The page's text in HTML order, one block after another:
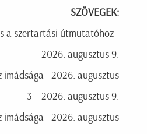
SZÖVEGEK:
a szertartási útmutatóhoz -
2026. augusztus 9.
imádsága - 2026. augusztus
3 – 2026. augusztus 9.
imádsága - 2026. augusztus